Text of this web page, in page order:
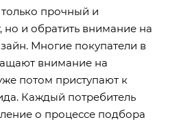
прочный и
но и обратить внимание на
Многие покупатели в
внимание на
потом приступают к
Каждый потребитель
о процессе подбора